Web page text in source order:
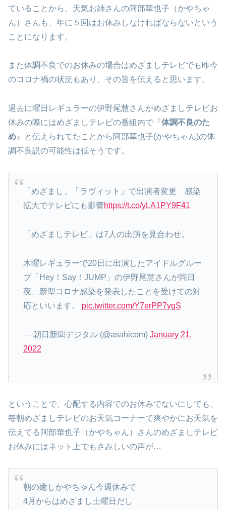
ていることから、天気お姉さんの阿部華也子（かやちゃ
ん）さんも、年に５回はお休みしなければならないという
ことになります。
また体調不良でのお休みの場合はめざましテレビでも昨今
のコロナ禍の状況もあり、その旨を伝えると思います。
過去に曜日レギュラーの伊野尾慧さんがめざましテレビお
休みの際にはめざましテレビの番組内で『体調不良のた
め 』と伝えられてたことから阿部華也子(かやちゃん)の体
調不良説の可能性は低そうです。
「めざまし」「ラヴィット」で出演者変更 感染
拡大でテレビにも影響https://t.co/yLA1PY9F41
「めざましテレビ」は7人の出演を見合わせ。
木曜レギュラーで20日に出演したアイドルグルー
プ「Hey！Say！JUMP」の伊野尾慧さんが同日
夜、新型コロナ感染を発表したことを受けての対
応といいます。 pic.twitter.com/Y7erPP7ygS
— 朝日新聞デジタル (@asahicom) January 21,
2022
ということで、心配する内容でのお休みでないにしても、
毎朝めざましテレビのお天気コーナーで爽やかにお天気を
伝えてる阿部華也子（かやちゃん）さんのめざましテレビ
お休みにはネット上でもさみしいの声が…
朝の癒しかやちゃん今週休みで
4月からはめざまし土曜日だし